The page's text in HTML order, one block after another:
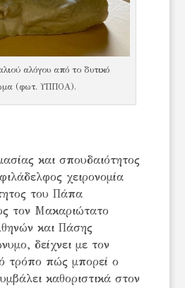
αλόγου από το δυτικό
(φωτ. ΥΠΠΟΑ).
και σπουδαιότητος
χειρονομία
του Πάπα
τον Μακαριώτατο
και Πάσης
δείχνει με τον
τρόπο πώς μπορεί ο
καθοριστικά στον